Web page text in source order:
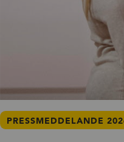
PRESSMEDDELANDE